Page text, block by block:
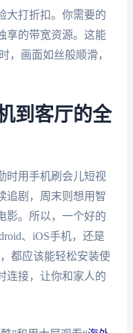
大打折扣。你需要的
享的带宽资源。这能
，画面如丝般顺滑，
到客厅的全
时用手机刷会儿短视
追剧，周末则想用智
影。所以，一个好的
、iOS手机，还是
都应该能轻松安装使
连接，让你和家人的